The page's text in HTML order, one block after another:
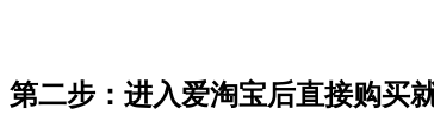
第二步：进入爱淘宝后直接购买